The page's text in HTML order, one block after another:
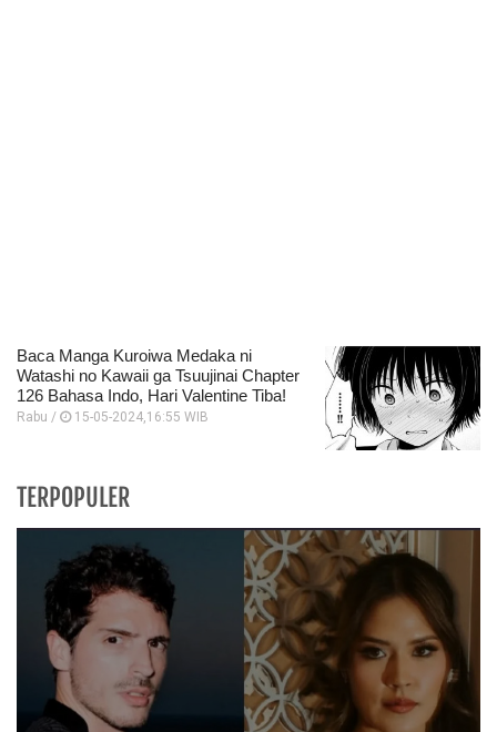
Baca Manga Kuroiwa Medaka ni
Watashi no Kawaii ga Tsuujinai Chapter
126 Bahasa Indo, Hari Valentine Tiba!
Rabu / 15-05-2024,16:55 WIB
TERPOPULER